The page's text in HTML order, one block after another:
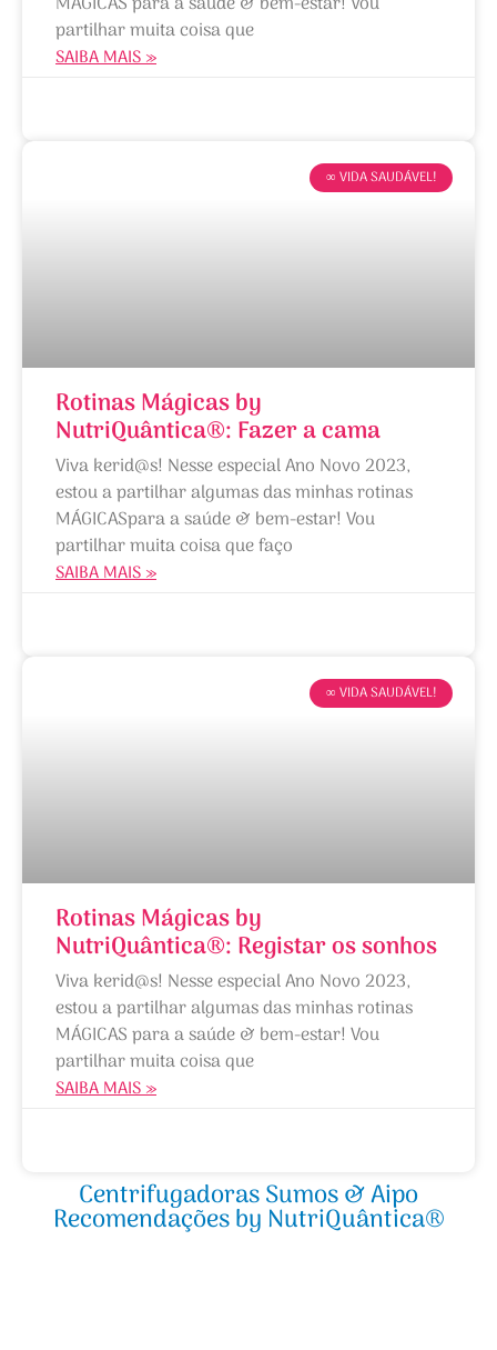
partilhar muita coisa que
SAIBA MAIS »
∞ VIDA SAUDÁVEL!
Rotinas Mágicas by
NutriQuântica®: Fazer a cama
Viva kerid@s! Nesse especial Ano Novo 2023,
estou a partilhar algumas das minhas rotinas
MÁGICASpara a saúde & bem-estar! Vou
partilhar muita coisa que faço
SAIBA MAIS »
∞ VIDA SAUDÁVEL!
Rotinas Mágicas by
NutriQuântica®: Registar os sonhos
Viva kerid@s! Nesse especial Ano Novo 2023,
estou a partilhar algumas das minhas rotinas
MÁGICAS para a saúde & bem-estar! Vou
partilhar muita coisa que
SAIBA MAIS »
Centrifugadoras Sumos & Aipo
Recomendações by NutriQuântica®